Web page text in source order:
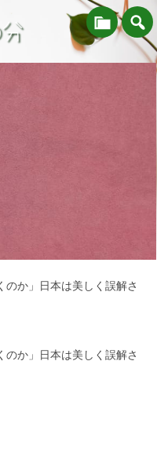
か」日本は美しく誤解さ
か」日本は美しく誤解さ